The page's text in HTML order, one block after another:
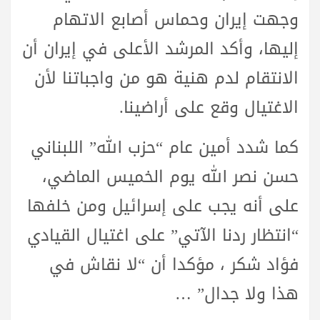
وجهت إيران وحماس أصابع الاتهام
إليها، وأكد المرشد الأعلى في إيران أن
الانتقام لدم هنية هو من واجباتنا لأن
الاغتيال وقع على أراضينا.
كما شدد أمين عام “حزب الله” اللبناني
حسن نصر الله يوم الخميس الماضي،
على أنه يجب على إسرائيل ومن خلفها
“انتظار ردنا الآتي” على اغتيال القيادي
فؤاد شكر ، مؤكدا أن “لا نقاش في
هذا ولا جدال” …